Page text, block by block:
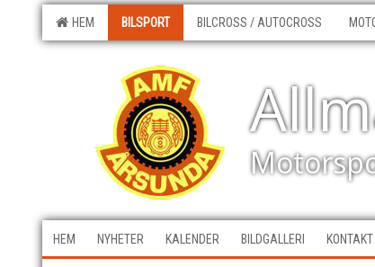
HEM BILSPORT BILCROSS / AUTOCROSS
HEM NYHETER KALENDER BILDGALLERI KONTAKT